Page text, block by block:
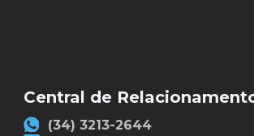
Central de
(34) 3213-2644